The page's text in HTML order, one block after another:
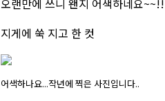
오랜만에 쓰니 왠지 어색하네요~~!!
지게에 쑥 지고 한 컷
어색하나요...작년에 찍은 사진입니다..